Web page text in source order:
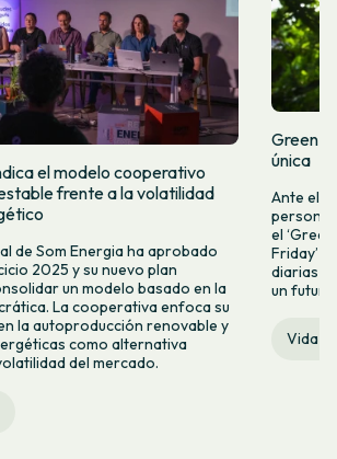
el modelo cooperativo
frente a la volatilidad
de Som Energia ha aprobado
2025 y su nuevo plan
un modelo basado en la
La cooperativa enfoca su
la autoproducción renovable y
como alternativa
del mercado.
Green
única
Ante el
el
Friday’
diarias y
un
Vida